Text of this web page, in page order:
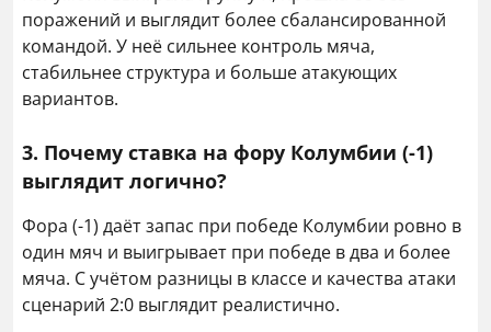
поражений и выглядит более сбалансированной
командой. У неё сильнее контроль мяча,
стабильнее структура и больше атакующих
вариантов.
3. Почему ставка на фору Колумбии (-1)
выглядит логично?
Фора (-1) даёт запас при победе Колумбии ровно в
один мяч и выигрывает при победе в два и более
мяча. С учётом разницы в классе и качества атаки
сценарий 2:0 выглядит реалистично.